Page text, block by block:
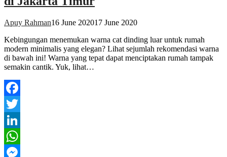
Apuy Rahman16 June 202017 June 2020
Kebingungan menemukan warna cat dinding luar untuk rumah
modern minimalis yang elegan? Lihat sejumlah rekomendasi warna
di bawah ini! Warna yang tepat dapat menciptakan rumah tampak
semakin cantik. Yuk, lihat…
Facebook
Twitter
LinkedIn
WhatsApp